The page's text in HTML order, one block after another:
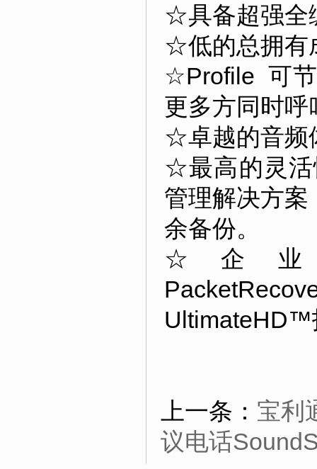
☆具备超强全
☆低的总拥
☆Profile 可节
更多方同时
☆卓越的音频
☆最高的灵
管理解决方
余备份。
☆企业
UltimateHD™
上一条： 宝利
议电话